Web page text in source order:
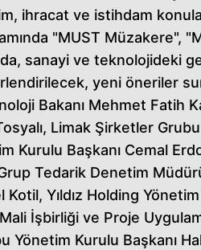
ihracat ve istihdam
"MUST Müzakere",
sanayi ve teknolojideki
yeni öneriler
Bakanı Mehmet Fatih
Limak Şirketler
Kurulu Başkanı Cemal
Tedarik Denetim
Yıldız Holding
Mali İşbirliği ve Proje
Yönetim Kurulu Başkanı